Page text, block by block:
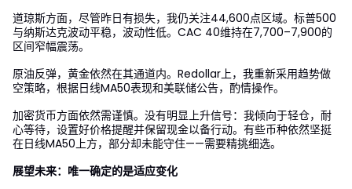
道琼斯方面，尽管昨日有损失，我仍关注44,600点区域。标普500
与纳斯达克波动平稳，波动性低。CAC 40维持在7,700–7,900的
区间窄幅震荡。
原油反弹，黄金依然在其通道内。Redollar上，我重新采用趋势做
空策略，根据日线MA50表现和美联储公告，酌情操作。
加密货币方面依然需谨慎。没有明显上升信号：我倾向于轻仓，耐
心等待，设置好价格提醒并保留现金以备行动。有些币种依然坚挺
在日线MA50上方，部分却未能守住——需要精挑细选。
展望未来：唯一确定的是适应变化